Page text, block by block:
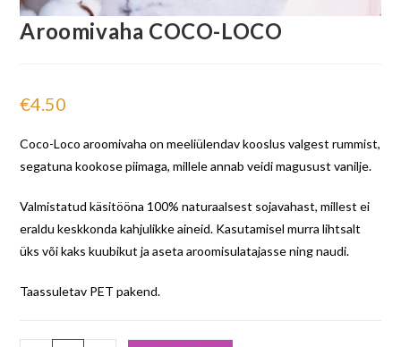
Aroomivaha COCO-LOCO
€4.50
Coco-Loco aroomivaha on meeliülendav kooslus valgest rummist,
segatuna kookose piimaga, millele annab veidi magusust vanilje.
Valmistatud käsitööna 100% naturaalsest sojavahast, millest ei
eraldu keskkonda kahjulikke aineid. Kasutamisel murra lihtsalt
üks või kaks kuubikut ja aseta aroomisulatajasse ning naudi.
Taassuletav PET pakend.